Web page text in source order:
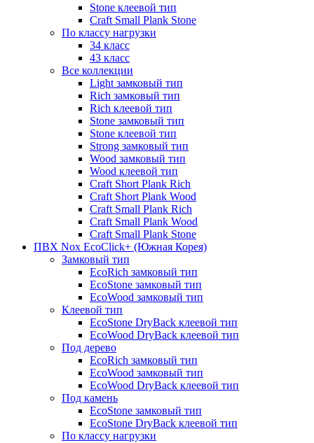
Stone клеевой тип
Craft Small Plank Stone
По классу нагрузки
34 класс
43 класс
Все коллекции
Light замковый тип
Rich замковый тип
Rich клеевой тип
Stone замковый тип
Stone клеевой тип
Strong замковый тип
Wood замковый тип
Wood клеевой тип
Craft Short Plank Rich
Craft Short Plank Wood
Craft Small Plank Rich
Craft Small Plank Wood
Craft Small Plank Stone
ПВХ Nox EcoClick+ (Южная Корея)
Замковый тип
EcoRich замковый тип
EcoStone замковый тип
EcoWood замковый тип
Клеевой тип
EcoStone DryBack клеевой тип
EcoWood DryBack клеевой тип
Под дерево
EcoRich замковый тип
EcoWood замковый тип
EcoWood DryBack клеевой тип
Под камень
EcoStone замковый тип
EcoStone DryBack клеевой тип
По классу нагрузки